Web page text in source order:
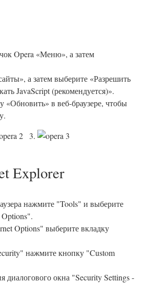
Opera «Меню», а затем
а затем выберите «Разрешить
JavaScript (рекомендуется)».
«Обновить» в веб-браузере, чтобы
3.
Explorer
нажмите "Tools" и выберите
Options" выберите вкладку
нажмите кнопку "Custom
диалогового окна "Security Settings -